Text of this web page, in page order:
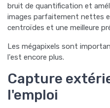
bruit de quantification et
images parfaitement nettes
centroïdes et une meilleure
Les mégapixels sont
l'est encore plus.
Capture
l'emploi